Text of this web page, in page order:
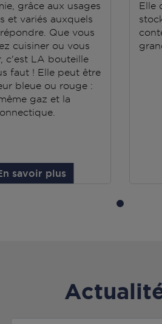
grâce aux usages
et variés auxquels
Que vous
cuisiner ou vous
c'est LA bouteille
faut ! Elle peut être
bleue ou rouge :
gaz et la
savoir plus
Elle